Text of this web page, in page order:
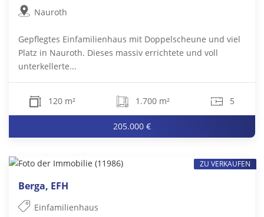
Nauroth
Gepflegtes Einfamilienhaus mit Doppelscheune und viel
Platz in Nauroth. Dieses massiv errichtete und voll
unterkellerte...
120 m² 1.700 m² 5
205.000 €
Berga, EFH
Einfamilienhaus
ZU VERKAUFEN